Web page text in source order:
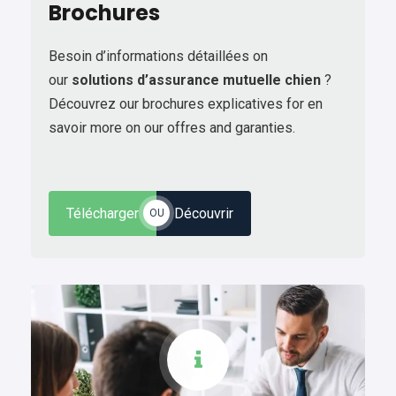
Brochures
Besoin d’informations détaillées on
our solutions d’assurance mutuelle chien ?
Découvrez our brochures explicatives for en
savoir more on our offres and garanties.
Télécharger OU Découvrir